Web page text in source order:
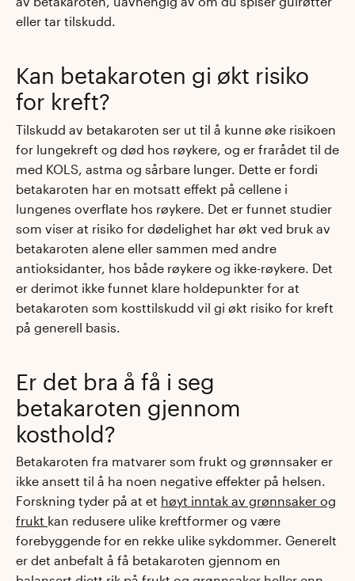
eller tar tilskudd.
Kan betakaroten gi økt risiko
for kreft?
Tilskudd av betakaroten ser ut til å kunne øke risikoen
for lungekreft og død hos røykere, og er frarådet til de
med KOLS, astma og sårbare lunger. Dette er fordi
betakaroten har en motsatt effekt på cellene i
lungenes overflate hos røykere. Det er funnet studier
som viser at risiko for dødelighet har økt ved bruk av
betakaroten alene eller sammen med andre
antioksidanter, hos både røykere og ikke-røykere. Det
er derimot ikke funnet klare holdepunkter for at
betakaroten som kosttilskudd vil gi økt risiko for kreft
på generell basis.
Er det bra å få i seg
betakaroten gjennom
kosthold?
Betakaroten fra matvarer som frukt og grønnsaker er
ikke ansett til å ha noen negative effekter på helsen.
Forskning tyder på at et høyt inntak av grønnsaker og
frukt kan redusere ulike kreftformer og være
forebyggende for en rekke ulike sykdommer. Generelt
er det anbefalt å få betakaroten gjennom en